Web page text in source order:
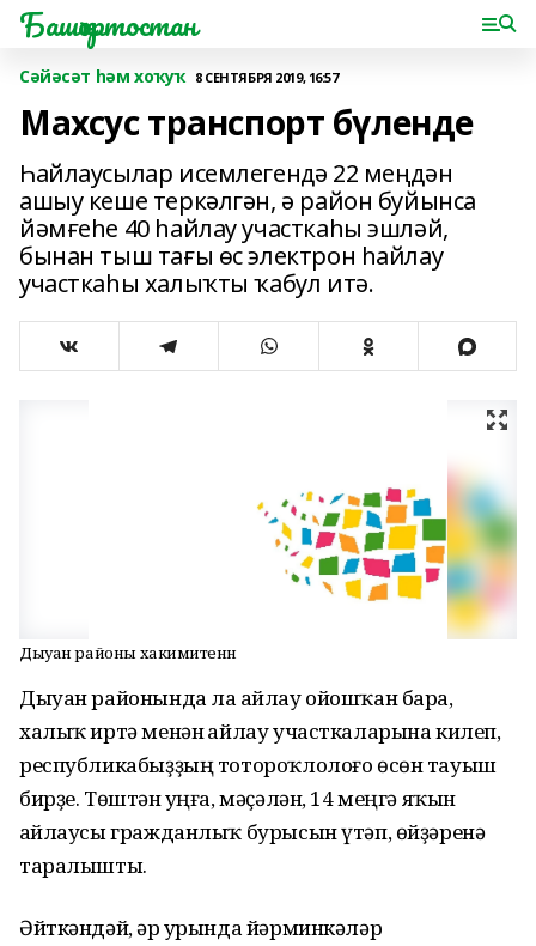
Башҡортостан
Сәйәсәт һәм хоҡуҡ 8 СЕНТЯБРЯ 2019, 16:57
Махсус транспорт бүленде
Һайлаусылар исемлегендә 22 меңдән
ашыу кеше теркәлгән, ә район буйынса
йәмғеһе 40 һайлау участкаһы эшләй,
бынан тыш тағы өс электрон һайлау
участкаһы халыҡты ҡабул итә.
Дыуан районы хакимиәтенән
Дыуан районында ла һайлау ойошҡан бара,
халыҡ иртә менән һайлау участкаларына килеп,
республикабыҙҙың тотороҡлолоғо өсөн тауыш
бирҙе. Төштән һуңға, мәҫәлән, 14 меңгә яҡын
һайлаусы гражданлыҡ бурысын үтәп, өйҙәренә
таралышты.
Әйткәндәй, һәр урында йәрминкәләр